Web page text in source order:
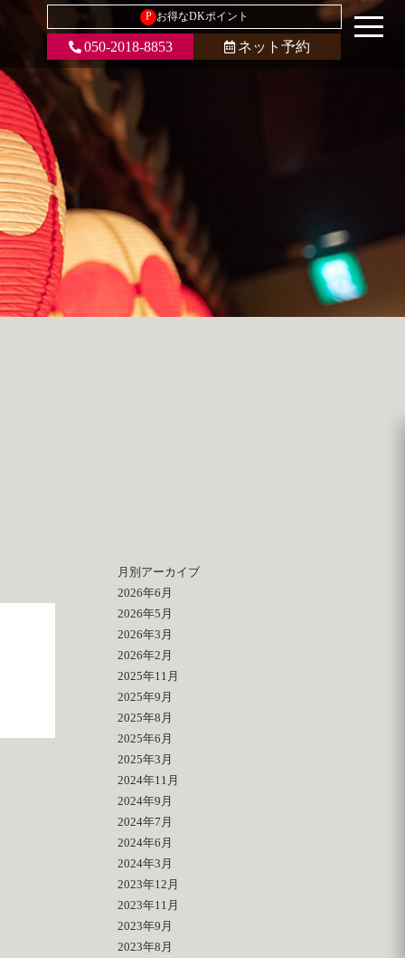
P お得なDKポイント
050-2018-8853 ネット予約
月別アーカイブ
2026年6月
2026年5月
2026年3月
2026年2月
2025年11月
2025年9月
2025年8月
2025年6月
2025年3月
2024年11月
2024年9月
2024年7月
2024年6月
2024年3月
2023年12月
2023年11月
2023年9月
2023年8月